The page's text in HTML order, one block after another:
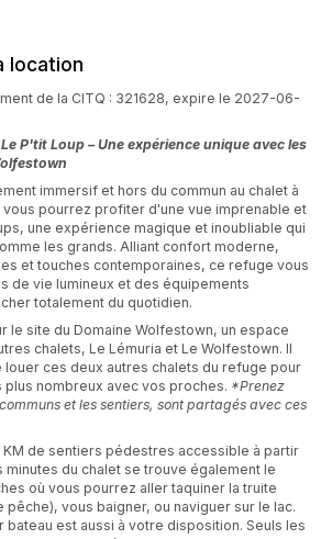
location
de la CITQ : 321628, expire le 2027-06-
P'tit Loup – Une expérience unique avec les
immersif et hors du commun au chalet à
vous pourrez profiter d'une vue imprenable et
une expérience magique et inoubliable qui
les grands. Alliant confort moderne,
et touches contemporaines, ce refuge vous
de vie lumineux et des équipements
totalement du quotidien.
le site du Domaine Wolfestown, un espace
chalets, Le Lémuria et Le Wolfestown. Il
louer ces deux autres chalets du refuge pour
nombreux avec vos proches. *Prenez
et les sentiers, sont partagés avec ces
de sentiers pédestres accessible à partir
minutes du chalet se trouve également le
où vous pourrez aller taquiner la truite
pêche), vous baigner, ou naviguer sur le lac.
bateau est aussi à votre disposition. Seuls les